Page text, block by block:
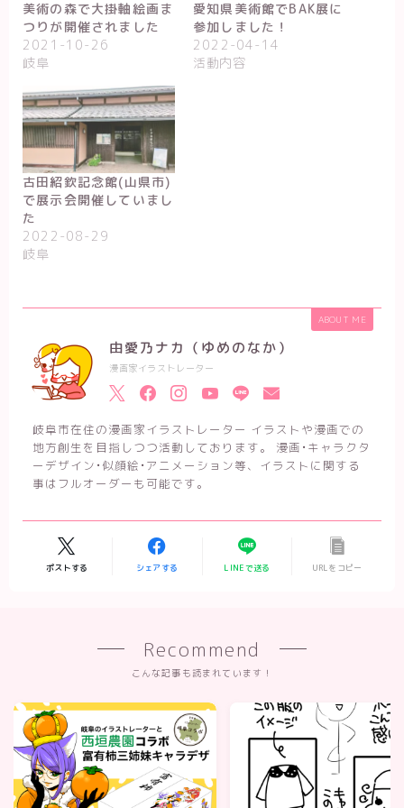
美術の森で大掛軸絵画ま
つりが開催されました
2021-10-26
岐阜
愛知県美術館でBAK展に
参加しました！
2022-04-14
活動内容
古田紹欽記念館(山県市)
で展示会開催していまし
た
2022-08-29
岐阜
ABOUT ME
由愛乃ナカ（ゆめのなか）
漫画家イラストレーター
岐阜市在住の漫画家イラストレーター イラストや漫画での
地方創生を目指しつつ活動しております。 漫画•キャラクタ
ーデザイン•似顔絵•アニメーション等、イラストに関する
事はフルオーダーも可能です。
ポストする シェアする LINEで送る URLをコピー
Recommend
こんな記事も読まれています！